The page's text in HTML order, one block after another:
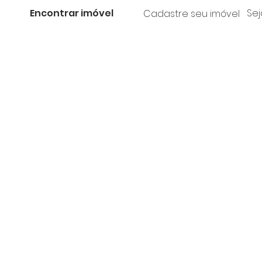
Encontrar imóvel Cadastre seu imóvel